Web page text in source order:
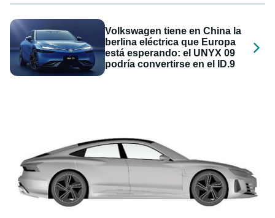
Volkswagen tiene en China la
berlina eléctrica que Europa
está esperando: el UNYX 09
podría convertirse en el ID.9